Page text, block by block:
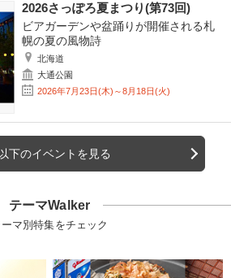
2026さっぽろ夏まつり(第73回)
ビアガーデンや盆踊りが開催される札
幌の夏の風物詩
北海道
大通公園
2026年7月23日(木)～8月18日(火)
下のイベントを見る
テーマWalker
マ別特集をチェック